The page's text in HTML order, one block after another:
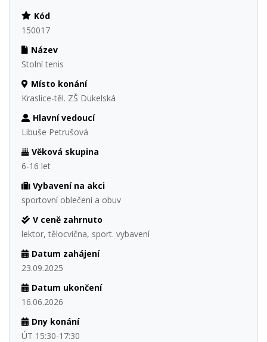
Kód
150017
Název
Stolní tenis
Místo konání
Kraslice-těl. ZŠ Dukelská
Hlavní vedoucí
Libuše Petrušová
Věková skupina
6-16 let
Vybavení na akci
sportovní oblečení a obuv
V ceně zahrnuto
lektor, tělocvična, sport. vybavení
Datum zahájení
23.09.2025
Datum ukončení
16.06.2026
Dny konání
ÚT 15:30-17:30